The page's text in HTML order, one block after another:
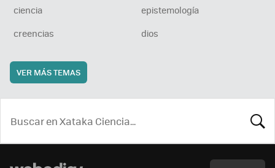
ciencia
epistemología
creencias
dios
VER MÁS TEMAS